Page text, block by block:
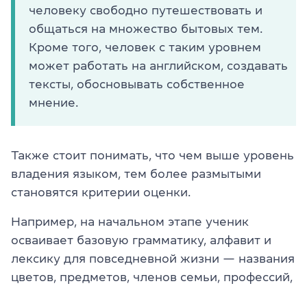
человеку свободно путешествовать и
общаться на множество бытовых тем.
Кроме того, человек с таким уровнем
может работать на английском, создавать
тексты, обосновывать собственное
мнение.
Также стоит понимать, что чем выше уровень
владения языком, тем более размытыми
становятся критерии оценки.
Например, на начальном этапе ученик
осваивает базовую грамматику, алфавит и
лексику для повседневной жизни — названия
цветов, предметов, членов семьи, профессий,